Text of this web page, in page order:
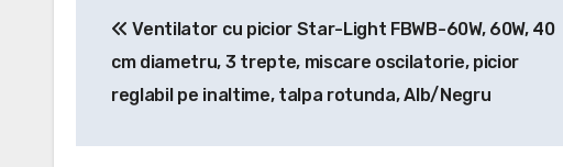
articole
Ventilator cu picior Star-Light FBWB-60W, 60W, 40
cm diametru, 3 trepte, miscare oscilatorie, picior
reglabil pe inaltime, talpa rotunda, Alb/Negru